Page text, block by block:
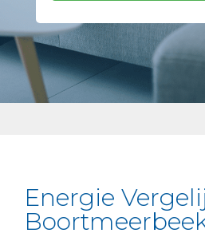
Energie